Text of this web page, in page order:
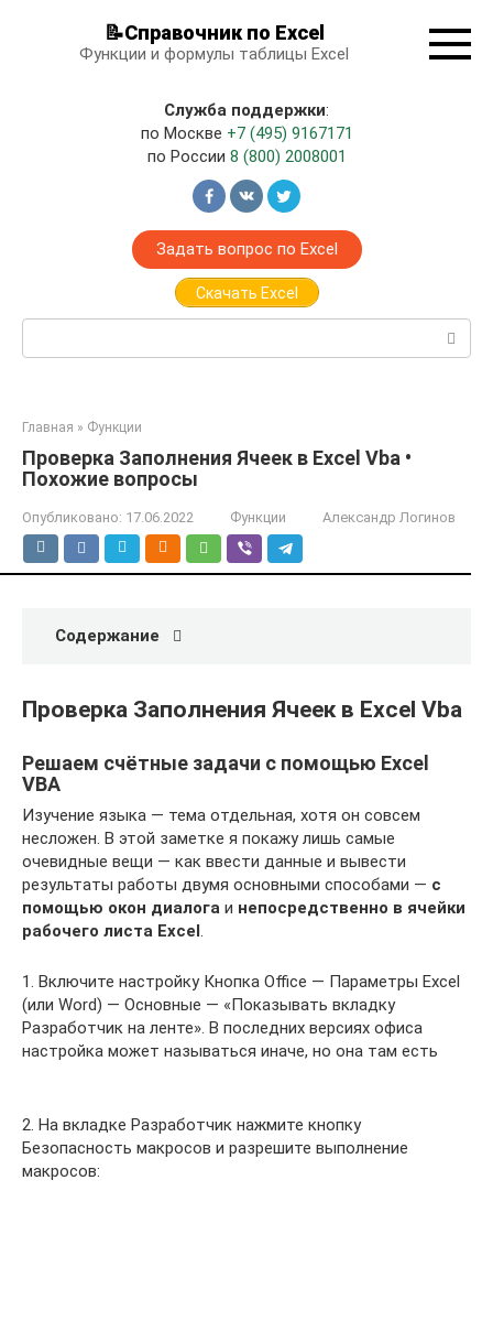
📝Справочник по Excel
Функции и формулы таблицы Excel
Служба поддержки:
по Москве +7 (495) 9167171
по России 8 (800) 2008001
Задать вопрос по Excel
Скачать Excel
Поиск:
Главная » Функции
Проверка Заполнения Ячеек в Excel Vba •
Похожие вопросы
Опубликовано: 17.06.2022 Функции Александр Логинов
Содержание
Проверка Заполнения Ячеек в Excel Vba
Решаем счётные задачи с помощью Excel
VBA
Изучение языка — тема отдельная, хотя он совсем
несложен. В этой заметке я покажу лишь самые
очевидные вещи — как ввести данные и вывести
результаты работы двумя основными способами — с
помощью окон диалога и непосредственно в ячейки
рабочего листа Excel.
1. Включите настройку Кнопка Office — Параметры Excel
(или Word) — Основные — «Показывать вкладку
Разработчик на ленте». В последних версиях офиса
настройка может называться иначе, но она там есть
2. На вкладке Разработчик нажмите кнопку
Безопасность макросов и разрешите выполнение
макросов: